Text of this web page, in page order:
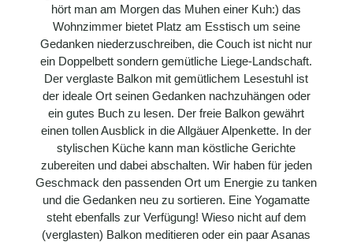
hört man am Morgen das Muhen einer Kuh:) das
Wohnzimmer bietet Platz am Esstisch um seine
Gedanken niederzuschreiben, die Couch ist nicht nur
ein Doppelbett sondern gemütliche Liege-Landschaft.
Der verglaste Balkon mit gemütlichem Lesestuhl ist
der ideale Ort seinen Gedanken nachzuhängen oder
ein gutes Buch zu lesen. Der freie Balkon gewährt
einen tollen Ausblick in die Allgäuer Alpenkette. In der
stylischen Küche kann man köstliche Gerichte
zubereiten und dabei abschalten. Wir haben für jeden
Geschmack den passenden Ort um Energie zu tanken
und die Gedanken neu zu sortieren. Eine Yogamatte
steht ebenfalls zur Verfügung! Wieso nicht auf dem
(verglasten) Balkon meditieren oder ein paar Asanas